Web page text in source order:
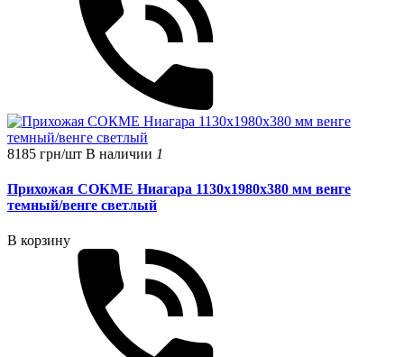
8185 грн/шт В наличии 1
Прихожая СОКМЕ Ниагара 1130х1980х380 мм венге
темный/венге светлый
В корзину